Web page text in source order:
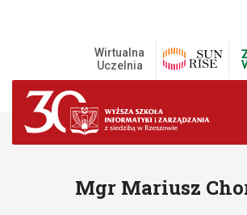
Wirtualna
Uczelnia
Mgr Mariusz